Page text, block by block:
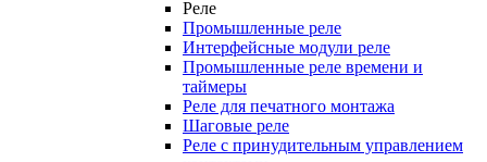
Реле
Промышленные реле
Интерфейсные модули реле
Промышленные реле времени и
таймеры
Реле для печатного монтажа
Шаговые реле
Реле с принудительным управлением